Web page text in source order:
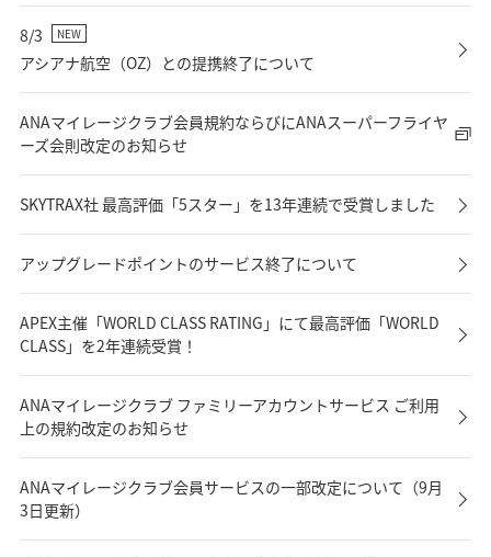
8/3 NEW
アシアナ航空（OZ）との提携終了について
ANAマイレージクラブ会員規約ならびにANAスーパーフライヤ
ーズ会則改定のお知らせ
SKYTRAX社 最高評価「5スター」を13年連続で受賞しました
アップグレードポイントのサービス終了について
APEX主催「WORLD CLASS RATING」にて最高評価「WORLD
CLASS」を2年連続受賞！
ANAマイレージクラブ ファミリーアカウントサービス ご利用
上の規約改定のお知らせ
ANAマイレージクラブ会員サービスの一部改定について（9月
3日更新）